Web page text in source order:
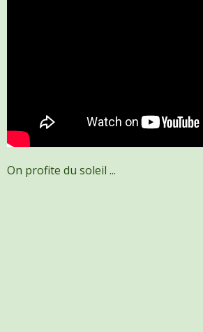
On profite du soleil ...